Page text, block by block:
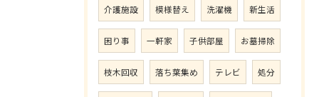
介護施設 模様替え 洗濯機 新生活
困り事 一軒家 子供部屋 お墓掃除
枝木回収 落ち葉集め テレビ 処分